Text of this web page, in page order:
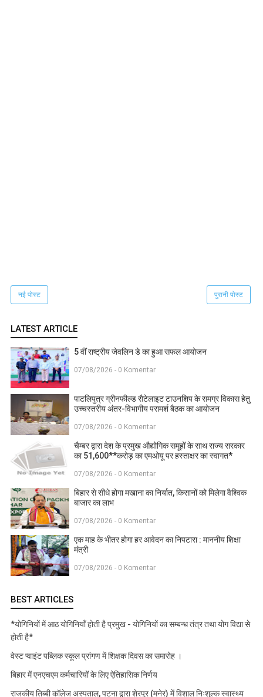
नई पोस्ट पुरानी पोस्ट
LATEST ARTICLE
5 वीं राष्ट्रीय जेवलिन डे का हुआ सफल आयोजन
07/08/2026 - 0 Komentar
पाटलिपुत्र ग्रीनफील्ड सैटेलाइट टाउनशिप के समग्र विकास हेतु
उच्चस्तरीय अंतर-विभागीय परामर्श बैठक का आयोजन
07/08/2026 - 0 Komentar
चैम्बर द्वारा देश के प्रमुख औद्योगिक समूहों के साथ राज्य सरकार
का 51,600**करोड़ का एमओयू पर हस्ताक्षर का स्वागत*
07/08/2026 - 0 Komentar
बिहार से सीधे होगा मखाना का निर्यात, किसानों को मिलेगा वैश्विक
बाजार का लाभ
07/08/2026 - 0 Komentar
एक माह के भीतर होगा हर आवेदन का निपटारा : माननीय शिक्षा
मंत्री
07/08/2026 - 0 Komentar
BEST ARTICLES
*योगिनियों में आठ योगिनियाँ होती है प्रमुख - योगिनियों का सम्बन्ध तंत्र तथा योग विद्या से
होती है*
वेस्ट प्वाइंट पब्लिक स्कूल प्रांगण में शिक्षक दिवस का समारोह ।
बिहार में एनएचएम कर्मचारियों के लिए ऐतिहासिक निर्णय
राजकीय तिब्बी कॉलेज अस्पताल, पटना द्वारा शेरपुर (मनेर) में विशाल निःशुल्क स्वास्थ्य